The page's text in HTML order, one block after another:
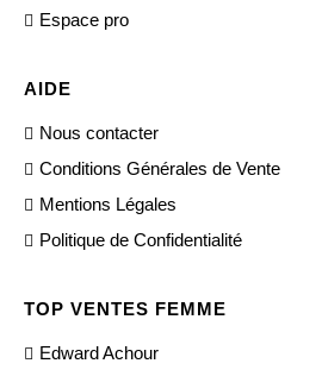
Espace pro
AIDE
Nous contacter
Conditions Générales de Vente
Mentions Légales
Politique de Confidentialité
TOP VENTES FEMME
Edward Achour